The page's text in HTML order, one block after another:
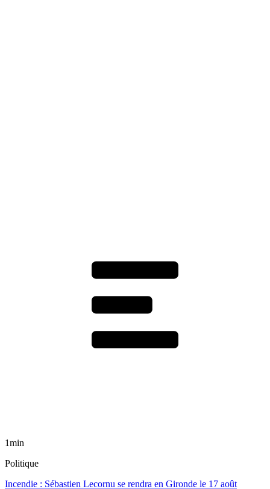
1min
Politique
Incendie : Sébastien Lecornu se rendra en Gironde le 17 août